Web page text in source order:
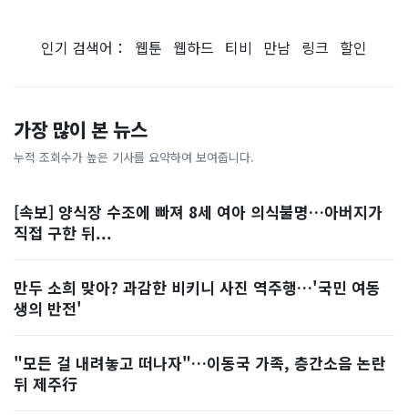
인기 검색어： 웹툰 웹하드 티비 만남 링크 할인
가장 많이 본 뉴스
누적 조회수가 높은 기사를 요약하여 보여줍니다.
[속보] 양식장 수조에 빠져 8세 여아 의식불명…아버지가
직접 구한 뒤...
만두 소희 맞아? 과감한 비키니 사진 역주행…'국민 여동
생의 반전'
"모든 걸 내려놓고 떠나자"…이동국 가족, 층간소음 논란
뒤 제주行